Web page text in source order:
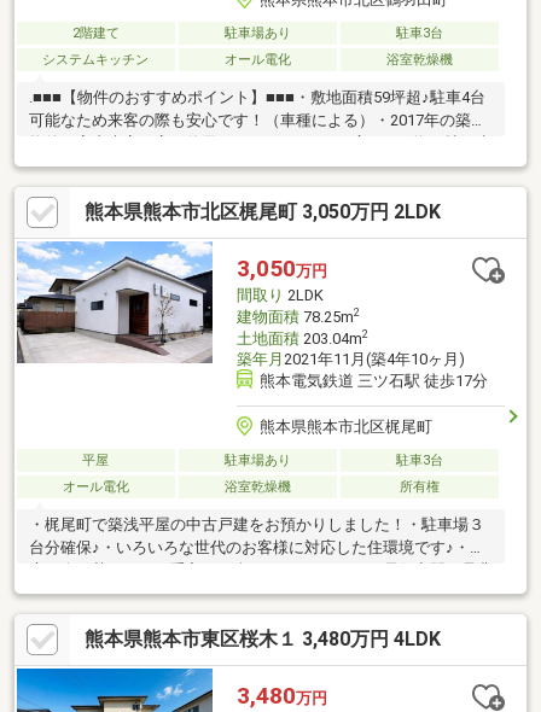
2階建て 駐車場あり
駐車3台
システムキッチン
オール電化 浴室乾燥機
.■■■【物件のおすすめポイント】■■■・敷地面積59坪超♪駐車4台
可能なため来客の際も安心です！（車種による）・2017年の築浅
回りが集中した楽々家事動線です♪・太陽光発電システム搭載！電
気代の節約や災害時にも役立ちます♪・南側に広いお庭がありま
す！日当たりもよくお子様の遊び場としても使用できます
♪■■■【立地や周辺環境】■■■・ハローデイ 菊南店まで車で約4
分、セブン-イレブン 合志須屋南店まで車で約4分、三ツ石駅まで
車で約9分と周辺環境充実！・閑静な住宅街に立地しています。落
ち着いた環境で生活できますね♪
熊本県熊本市北区梶尾町 3,050万円 2LDK
3,050万円
間取り 2LDK
建物面積78.25m2
土地面積203.04m2
築年月 2021年11月(築4年10ヶ月)
熊本電気鉄道 三ツ石駅 徒歩17分
熊本県熊本市北区梶尾町
平屋 駐車場あり
駐車3台
オール電化
浴室乾燥機 所有権
・梶尾町で築浅平屋の中古戸建をお預かりしました！・駐車場３
台分確保♪・いろいろな世代のお客様に対応した住環境です♪・お
一度ご見学ください♪
熊本県熊本市東区桜木１ 3,480万円 4LDK
3,480万円